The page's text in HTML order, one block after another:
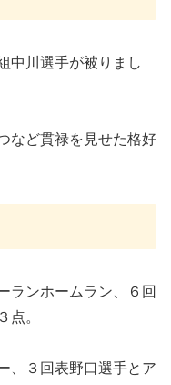
中川選手が被りまし
など貫禄を見せた格好
ランホームラン、６回
点。
、３回表野口選手とア